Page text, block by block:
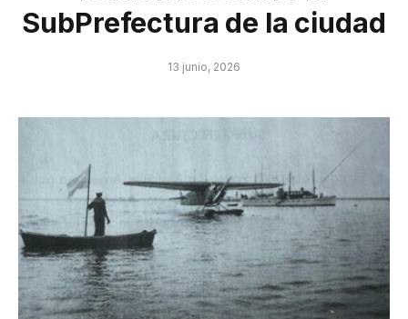
SubPrefectura de la ciudad
13 junio, 2026